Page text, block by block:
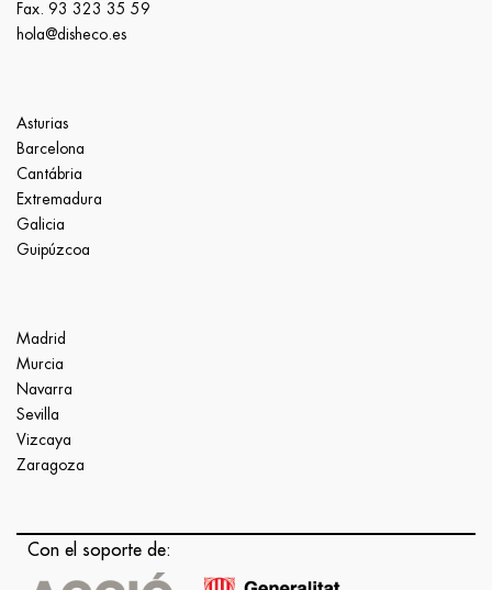
Fax. 93 323 35 59
hola@disheco.es
Asturias
Barcelona
Cantábria
Extremadura
Galicia
Guipúzcoa
Madrid
Murcia
Navarra
Sevilla
Vizcaya
Zaragoza
Con el soporte de: